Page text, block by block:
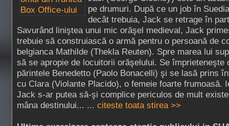
pe drumuri. După ce un job în
decât trebuia, Jack se retrage în
Savurând liniştea unui mic orăşel medieval, Jack
trebuie să construiască o armă pentru o persoană de
belgianca Mathilde (Thekla Reuten). Spre marea lui
să se apropie de locuitorii orăşelului. Se împrieteneşte
părintele Benedetto (Paolo Bonacelli) şi se lasă prins
cu Clara (Violante Placido), o femeie foarte frumoasă.
Jack s-ar putea să-şi complice periculos de mult
mâna destinului... ... citeste toata stirea >>